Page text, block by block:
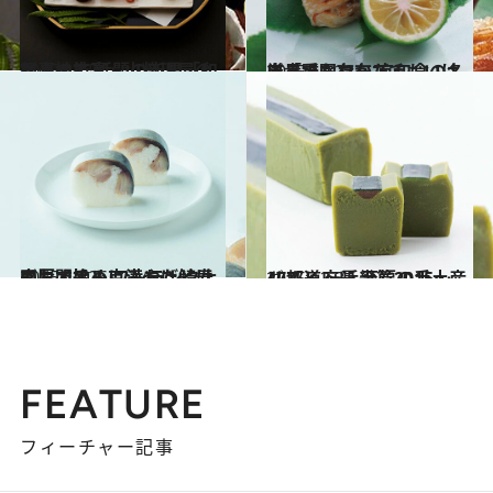
2015.11.5
割烹の技と、小料理屋の居心地と 話題の新星「和しょく志喜」
グルメ 2015.10.22
単品でもコースでもいける貴重な存在 京和食の名店「祇園おかだ」
グルメ
2015.10.26
肉厚で旨みに満ちた鯖寿司に悶絶！ ワンランク上のおすすめ京みやげとは
グルメ 2015.12.3
47都道府県 至福の手土産リスト ～近畿篇2015～
グルメ
FEATURE
フィーチャー記事